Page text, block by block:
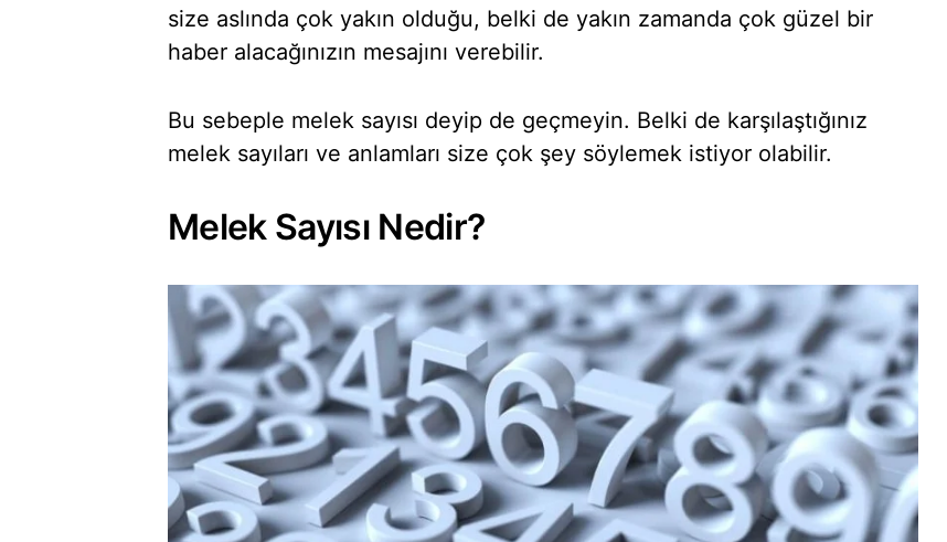
size aslında çok yakın olduğu, belki de yakın zamanda çok güzel bir
haber alacağınızın mesajını verebilir.
Bu sebeple melek sayısı deyip de geçmeyin. Belki de karşılaştığınız
melek sayıları ve anlamları size çok şey söylemek istiyor olabilir.
Melek Sayısı Nedir?